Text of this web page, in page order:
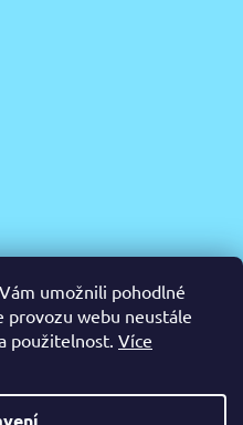
umožnili pohodlné
provozu webu neustále
použitelnost. Více